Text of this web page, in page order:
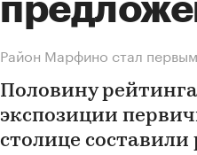
Район Марфино стал
Половину
экспозиции
столице